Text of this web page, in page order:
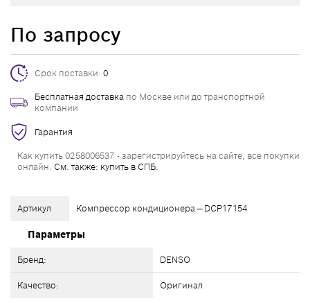
Артикул Компрессор кондиционера — DCP17154
Параметры
Бренд: DENSO
Качество: Оригинал
По запросу
Срок поставки: 0
Бесплатная доставка по Москве или до транспортной
компании
Гарантия
Как купить 0258006537 - зарегистрируйтесь на сайте, все покупки
онлайн. См. также: купить в СПБ.